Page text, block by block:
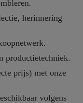
herinnering
productietechniek.
prijs) met onze
volgens